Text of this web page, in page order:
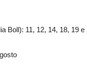
Boll): 11, 12, 14, 18, 19